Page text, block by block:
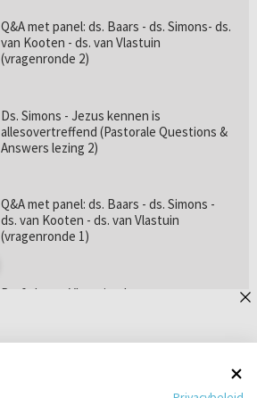
Q&A met panel: ds. Baars - ds. Simons- ds.
van Kooten - ds. van Vlastuin
(vragenronde 2)
Ds. Simons - Jezus kennen is
allesovertreffend (Pastorale Questions &
Answers lezing 2)
Q&A met panel: ds. Baars - ds. Simons -
ds. van Kooten - ds. van Vlastuin
(vragenronde 1)
Prof. dr. van Vlastuin - Is